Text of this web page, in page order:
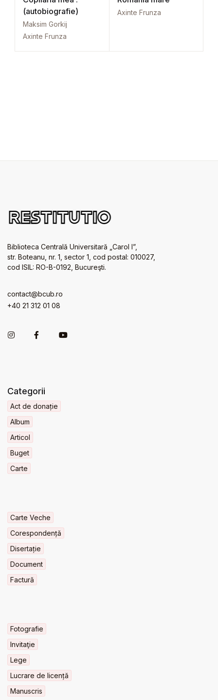
(autobiografie)
Maksim Gorkij
Axinte Frunza
Axinte Frunza
Biblioteca Centrală Universitară „Carol I”,
str. Boteanu, nr. 1, sector 1, cod postal: 010027,
cod ISIL: RO-B-0192, Bucureşti.
contact@bcub.ro
+40 21 312 01 08
Categorii
Act de donație
Album
Articol
Buget
Carte
Carte Veche
Corespondență
Disertație
Document
Factură
Fotografie
Invitaţie
Lege
Lucrare de licență
Manuscris